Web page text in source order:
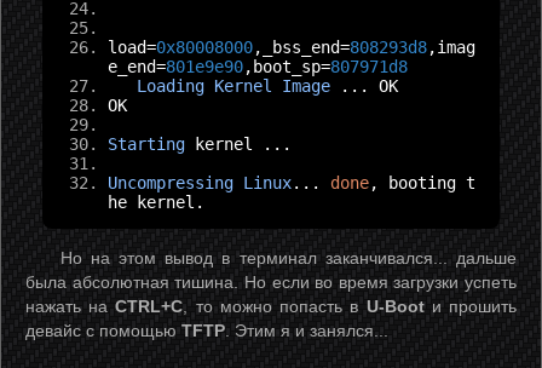
load=0x80008000, _bss_end=808293d8,imag
e_end=801e9e90, boot_sp=807971d8
Loading Kernel Image ...
OK
OK
Starting kernel
...
Uncompressing Linux... done,
booting t
he kernel .
Но на этом вывод в терминал заканчивался... дальше
была абсолютная тишина. Но если во время загрузки успеть
нажать наCTRL+C , то можно попасть в U-Bootи прошить
девайс с помощью TFTP . Этим я и занялся...